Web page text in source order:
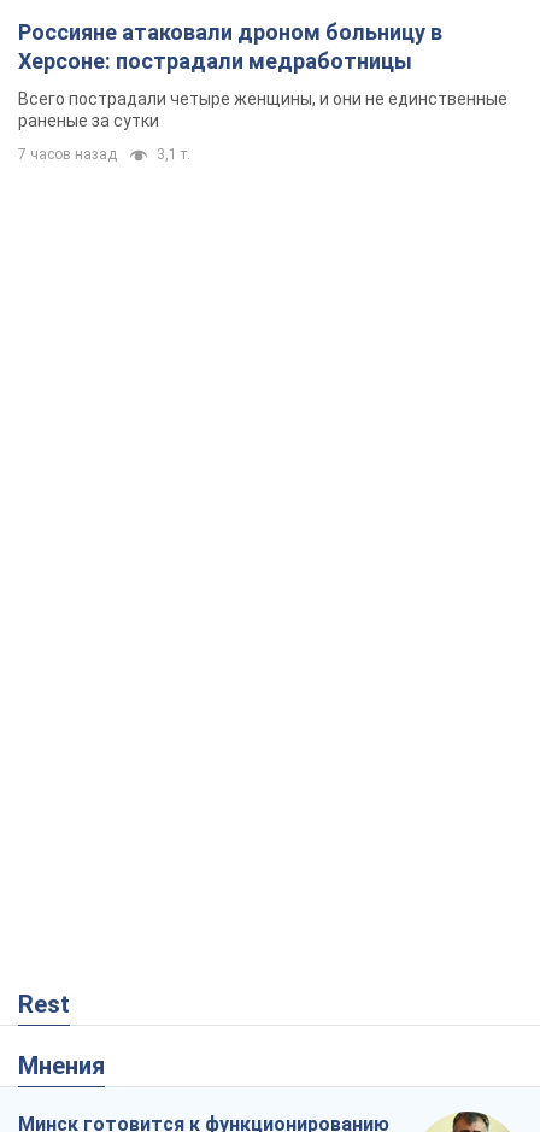
Россияне атаковали дроном больницу в
Херсоне: пострадали медработницы
Всего пострадали четыре женщины, и они не единственные
раненые за сутки
7 часов назад 3,1 т.
Rest
Мнения
Минск готовится к функционированию